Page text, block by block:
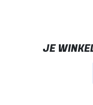
JE